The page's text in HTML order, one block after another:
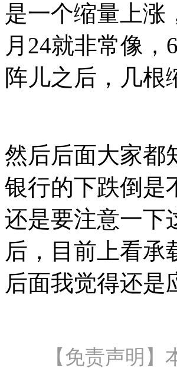
是一个缩量上涨
月24就非常像
阵儿之后，几根
然后后面大家都
银行的下跌倒是
还是要注意一下
后，目前上看承
后面我觉得还是
【免责声明】本